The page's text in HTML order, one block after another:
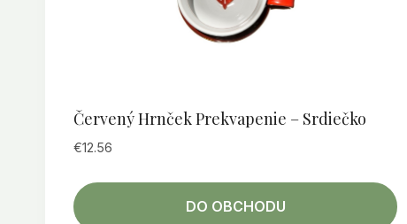
Červený Hrnček Prekvapenie – Srdiečko
€12.56
DO OBCHODU